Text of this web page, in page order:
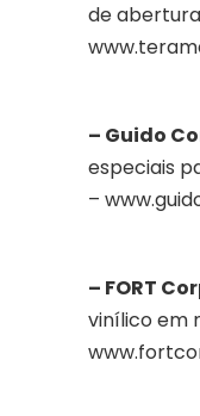
de
– Guido
especiais
–
– FORT
vinílico em